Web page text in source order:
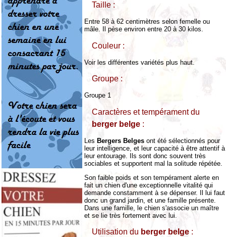
Taille :
Entre 58 à 62 centimètres selon femelle ou
mâle. Il pèse environ entre 20 à 30 kilos.
Couleur :
Voir les différentes variétés plus haut.
Groupe :
Groupe 1
Caractères et tempérament du
berger belge :
Les Bergers Belges ont été sélectionnés pour
leur intelligence, et leur capacité à être attentif à
leur entourage. Ils sont donc souvent très
sociables et supportent mal la solitude répétée.
Son faible poids et son tempérament alerte en
fait un chien d'une exceptionnelle vitalité qui
demande constamment à se dépenser. Il lui faut
donc un grand jardin, et une famille présente.
Dans une famille, le chien s'associe un maître
et se lie très fortement avec lui.
Utilisation du berger belge :